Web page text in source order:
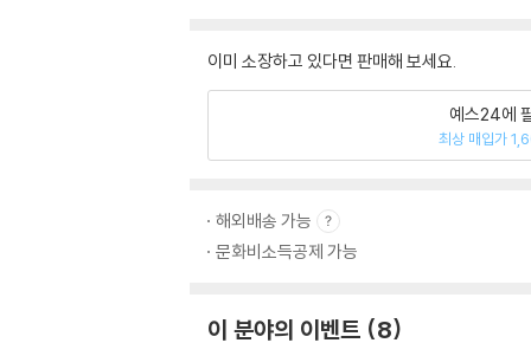
이미 소장하고 있다면 판매해 보세요.
예스24에
최상 매입가
해외배송 가능
문화비소득공제 가능
이 분야의 이벤트 8